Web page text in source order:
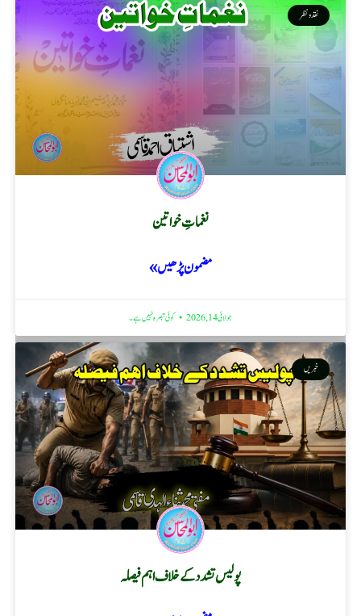
نقد ونظر
نغماتِ خواتین
مضمون پڑھیں »
جولائی 14, 2026 کوئی تبصرہ نہیں ہے۔
خبریں
پولیس تشدد کے خلاف اہم فیصلہ